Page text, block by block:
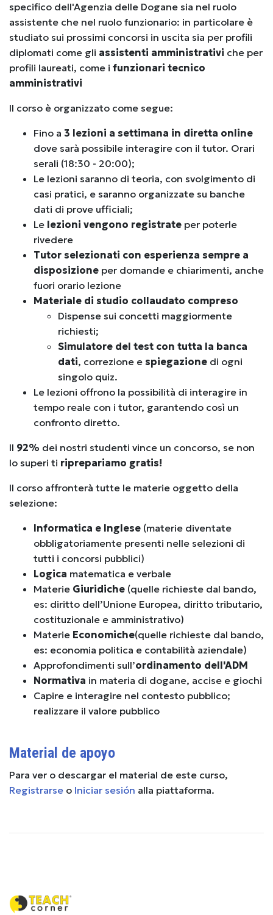
specifico dell'Agenzia delle Dogane sia nel ruolo
assistente che nel ruolo funzionario: in particolare è
studiato sui prossimi concorsi in uscita sia per profili
diplomati come gli assistenti amministrativi che per
profili laureati, come i funzionari tecnico
amministrativi
Il corso è organizzato come segue:
Fino a 3 lezioni a settimana in diretta online
dove sarà possibile interagire con il tutor. Orari
serali (18:30 - 20:00);
Le lezioni saranno di teoria, con svolgimento di
casi pratici, e saranno organizzate su banche
dati di prove ufficiali;
Le lezioni vengono registrate per poterle
rivedere
Tutor selezionati con esperienza sempre a
disposizione per domande e chiarimenti, anche
fuori orario lezione
Materiale di studio collaudato compreso
Dispense sui concetti maggiormente
richiesti;
Simulatore del test con tutta la banca
dati, correzione e spiegazione di ogni
singolo quiz.
Le lezioni offrono la possibilità di interagire in
tempo reale con i tutor, garantendo così un
confronto diretto.
Il 92% dei nostri studenti vince un concorso, se non
lo superi ti riprepariamo gratis!
Il corso affronterà tutte le materie oggetto della
selezione:
Informatica e Inglese (materie diventate
obbligatoriamente presenti nelle selezioni di
tutti i concorsi pubblici)
Logica matematica e verbale
Materie Giuridiche (quelle richieste dal bando,
es: diritto dell’Unione Europea, diritto tributario,
costituzionale e amministrativo)
Materie Economiche(quelle richieste dal bando,
es: economia politica e contabilità aziendale)
Approfondimenti sull’ordinamento dell'ADM
Normativa in materia di dogane, accise e giochi
Capire e interagire nel contesto pubblico;
realizzare il valore pubblico
Material de apoyo
Para ver o descargar el material de este curso,
Registrarse o Iniciar sesión alla piattaforma.